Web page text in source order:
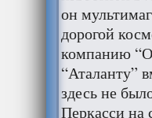
он
дорогой
компанию
“Аталанту”
здесь не
Перкасси на